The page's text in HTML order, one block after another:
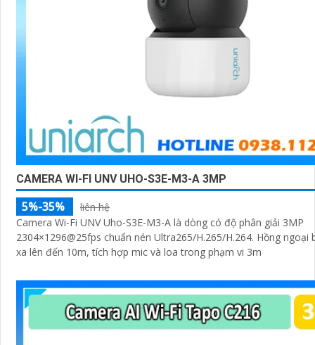
CAMERA WI-FI UNV UHO-S3E-M3-A 3MP
5%-35%
liên hệ
Camera Wi-Fi UNV Uho-S3E-M3-A là dòng có độ phân giải 3MP
2304×1296@25fps chuẩn nén Ultra265/H.265/H.264. Hồng ngoại
xa lên đến 10m, tích hợp mic và loa trong phạm vi 3m